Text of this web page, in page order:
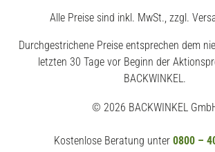
Alle Preise sind inkl. MwSt., zzgl.
Durchgestrichene Preise entsprechen dem
letzten 30 Tage vor Beginn der
BACKWINKEL.
© 2026 BACKWINKEL
Kostenlose Beratung unter 0800 –